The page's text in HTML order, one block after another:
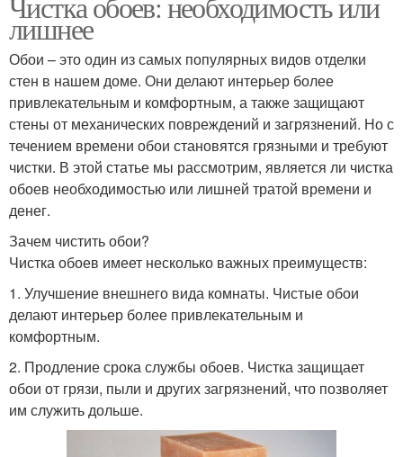
лишнее
Обои – это один из самых популярных видов отделки
стен в нашем доме. Они делают интерьер более
привлекательным и комфортным, а также защищают
стены от механических повреждений и загрязнений. Но с
течением времени обои становятся грязными и требуют
чистки. В этой статье мы рассмотрим, является ли чистка
обоев необходимостью или лишней тратой времени и
денег.
Зачем чистить обои?
Чистка обоев имеет несколько важных преимуществ:
1. Улучшение внешнего вида комнаты. Чистые обои
делают интерьер более привлекательным и
комфортным.
2. Продление срока службы обоев. Чистка защищает
обои от грязи, пыли и других загрязнений, что позволяет
им служить дольше.